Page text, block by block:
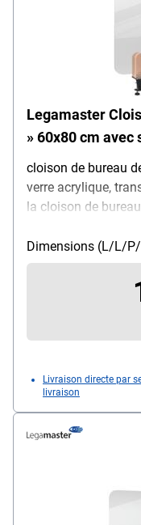
Legamaster
» 60x80 cm avec
cloison de bureau
verre acrylique,
la cloison de
cm
Dimensions (L/L/
Livraison directe par
livraison